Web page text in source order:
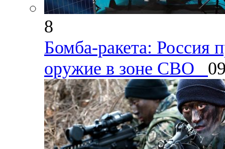
8
Бомба-ракета: Россия
оружие в зоне СВО